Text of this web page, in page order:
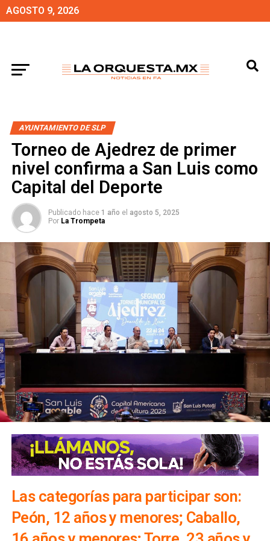
AGOSTO 9, 2026
AYUNTAMIENTO DE SLP
Torneo de Ajedrez de primer
nivel confirma a San Luis como
Capital del Deporte
Publicado hace 1 año el agosto 5, 2025
Por La Trompeta
Las categorías para participar son:
Peón, 12 años y menores; Caballo,